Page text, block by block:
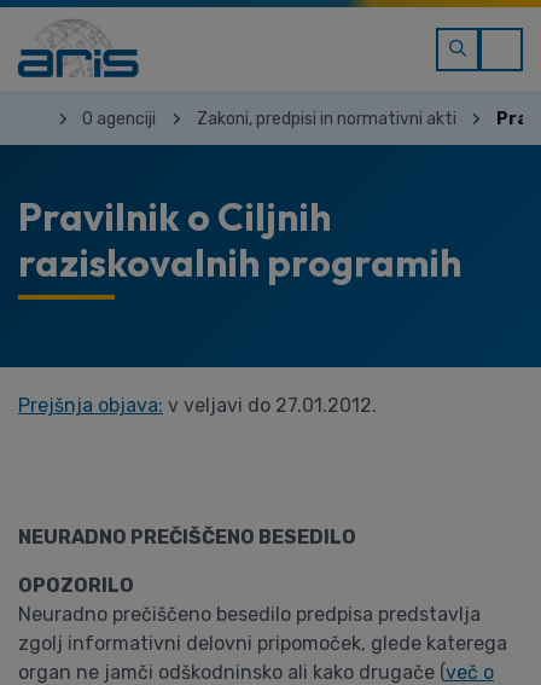
O agenciji Zakoni, predpisi in normativni akti
Pravilnik o Ciljnih
raziskovalnih programih
Prejšnja objava: v veljavi do 27.01.2012.
NEURADNO PREČIŠČENO BESEDILO
OPOZORILO
Neuradno prečiščeno besedilo predpisa predstavlja
zgolj informativni delovni pripomoček, glede katerega
organ ne jamči odškodninsko ali kako drugače (več o